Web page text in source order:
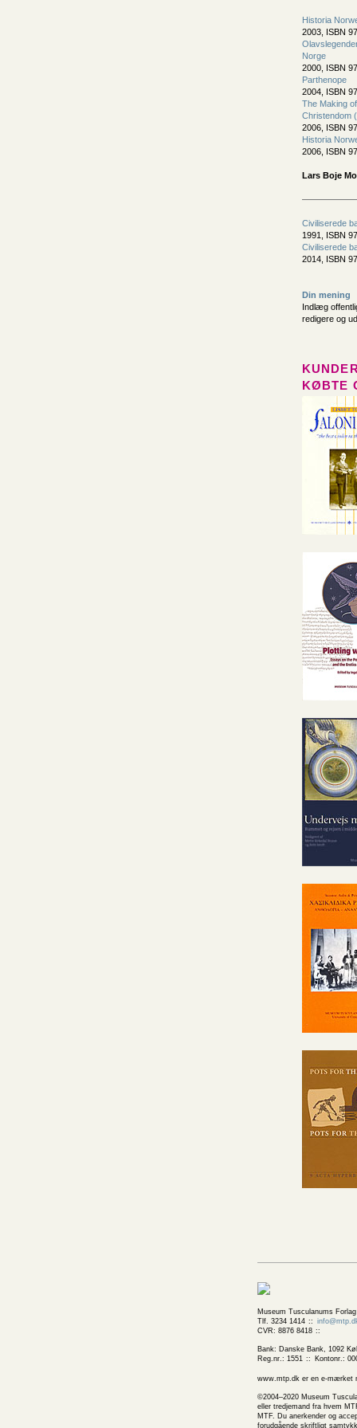
Historia
2003, ISBN
Norge
2000, ISBN
Parthenope
2004, ISBN
The Making
Christendom
2006, ISBN
Historia
2006, ISBN
Lars Boje
Civiliserede
1991, ISBN
Civiliserede
2014, ISBN
Din mening
Indlæg
redigere og
KØBTE
Museum Tusculanums Forlag
Tlf. 3234 1414
CVR: 8876 8418
Bank: Danske Bank, 1092
Reg.nr.: 1551
Kontonr.:
www.mtp.dk er en e-mærket
©2004–2020 Museum
eller tredjemand fra hvem
MTF. Du anerkender og
forudgående skriftligt